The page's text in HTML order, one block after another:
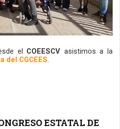
el COEESCV
del CGCEES.
ESTATAL DE